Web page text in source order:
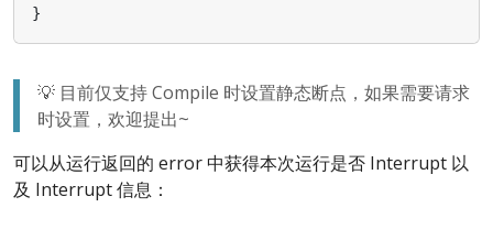
}
💡 目前仅支持 Compile 时设置静态断点，如果需要请求
时设置，欢迎提出~
可以从运行返回的 error 中获得本次运行是否 Interrupt 以
及 Interrupt 信息：